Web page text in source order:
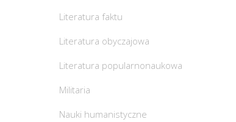
Literatura faktu
Literatura obyczajowa
Literatura popularnonaukowa
Militaria
Nauki humanistyczne